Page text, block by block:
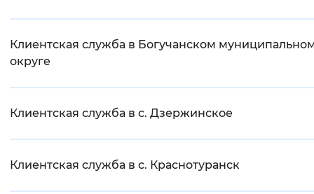
Клиентская служба в Богучанском муниципальном
округе
Клиентская служба в с. Дзержинское
Клиентская служба в с. Краснотуранск